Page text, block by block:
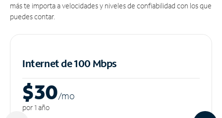
más te importa a velocidades y niveles de confiabilidad con los que
puedes contar.
Internet de 100 Mbps
$30/mo
por 1 año